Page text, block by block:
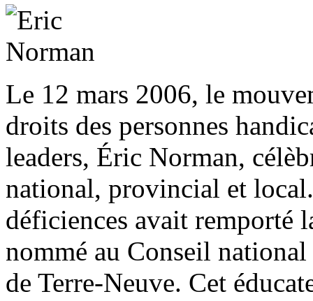
Le 12 mars 2006, le
droits des personnes
leaders, Éric Norman,
national, provincial et
déficiences avait remporté
nommé au Conseil national
de Terre-Neuve. Cet